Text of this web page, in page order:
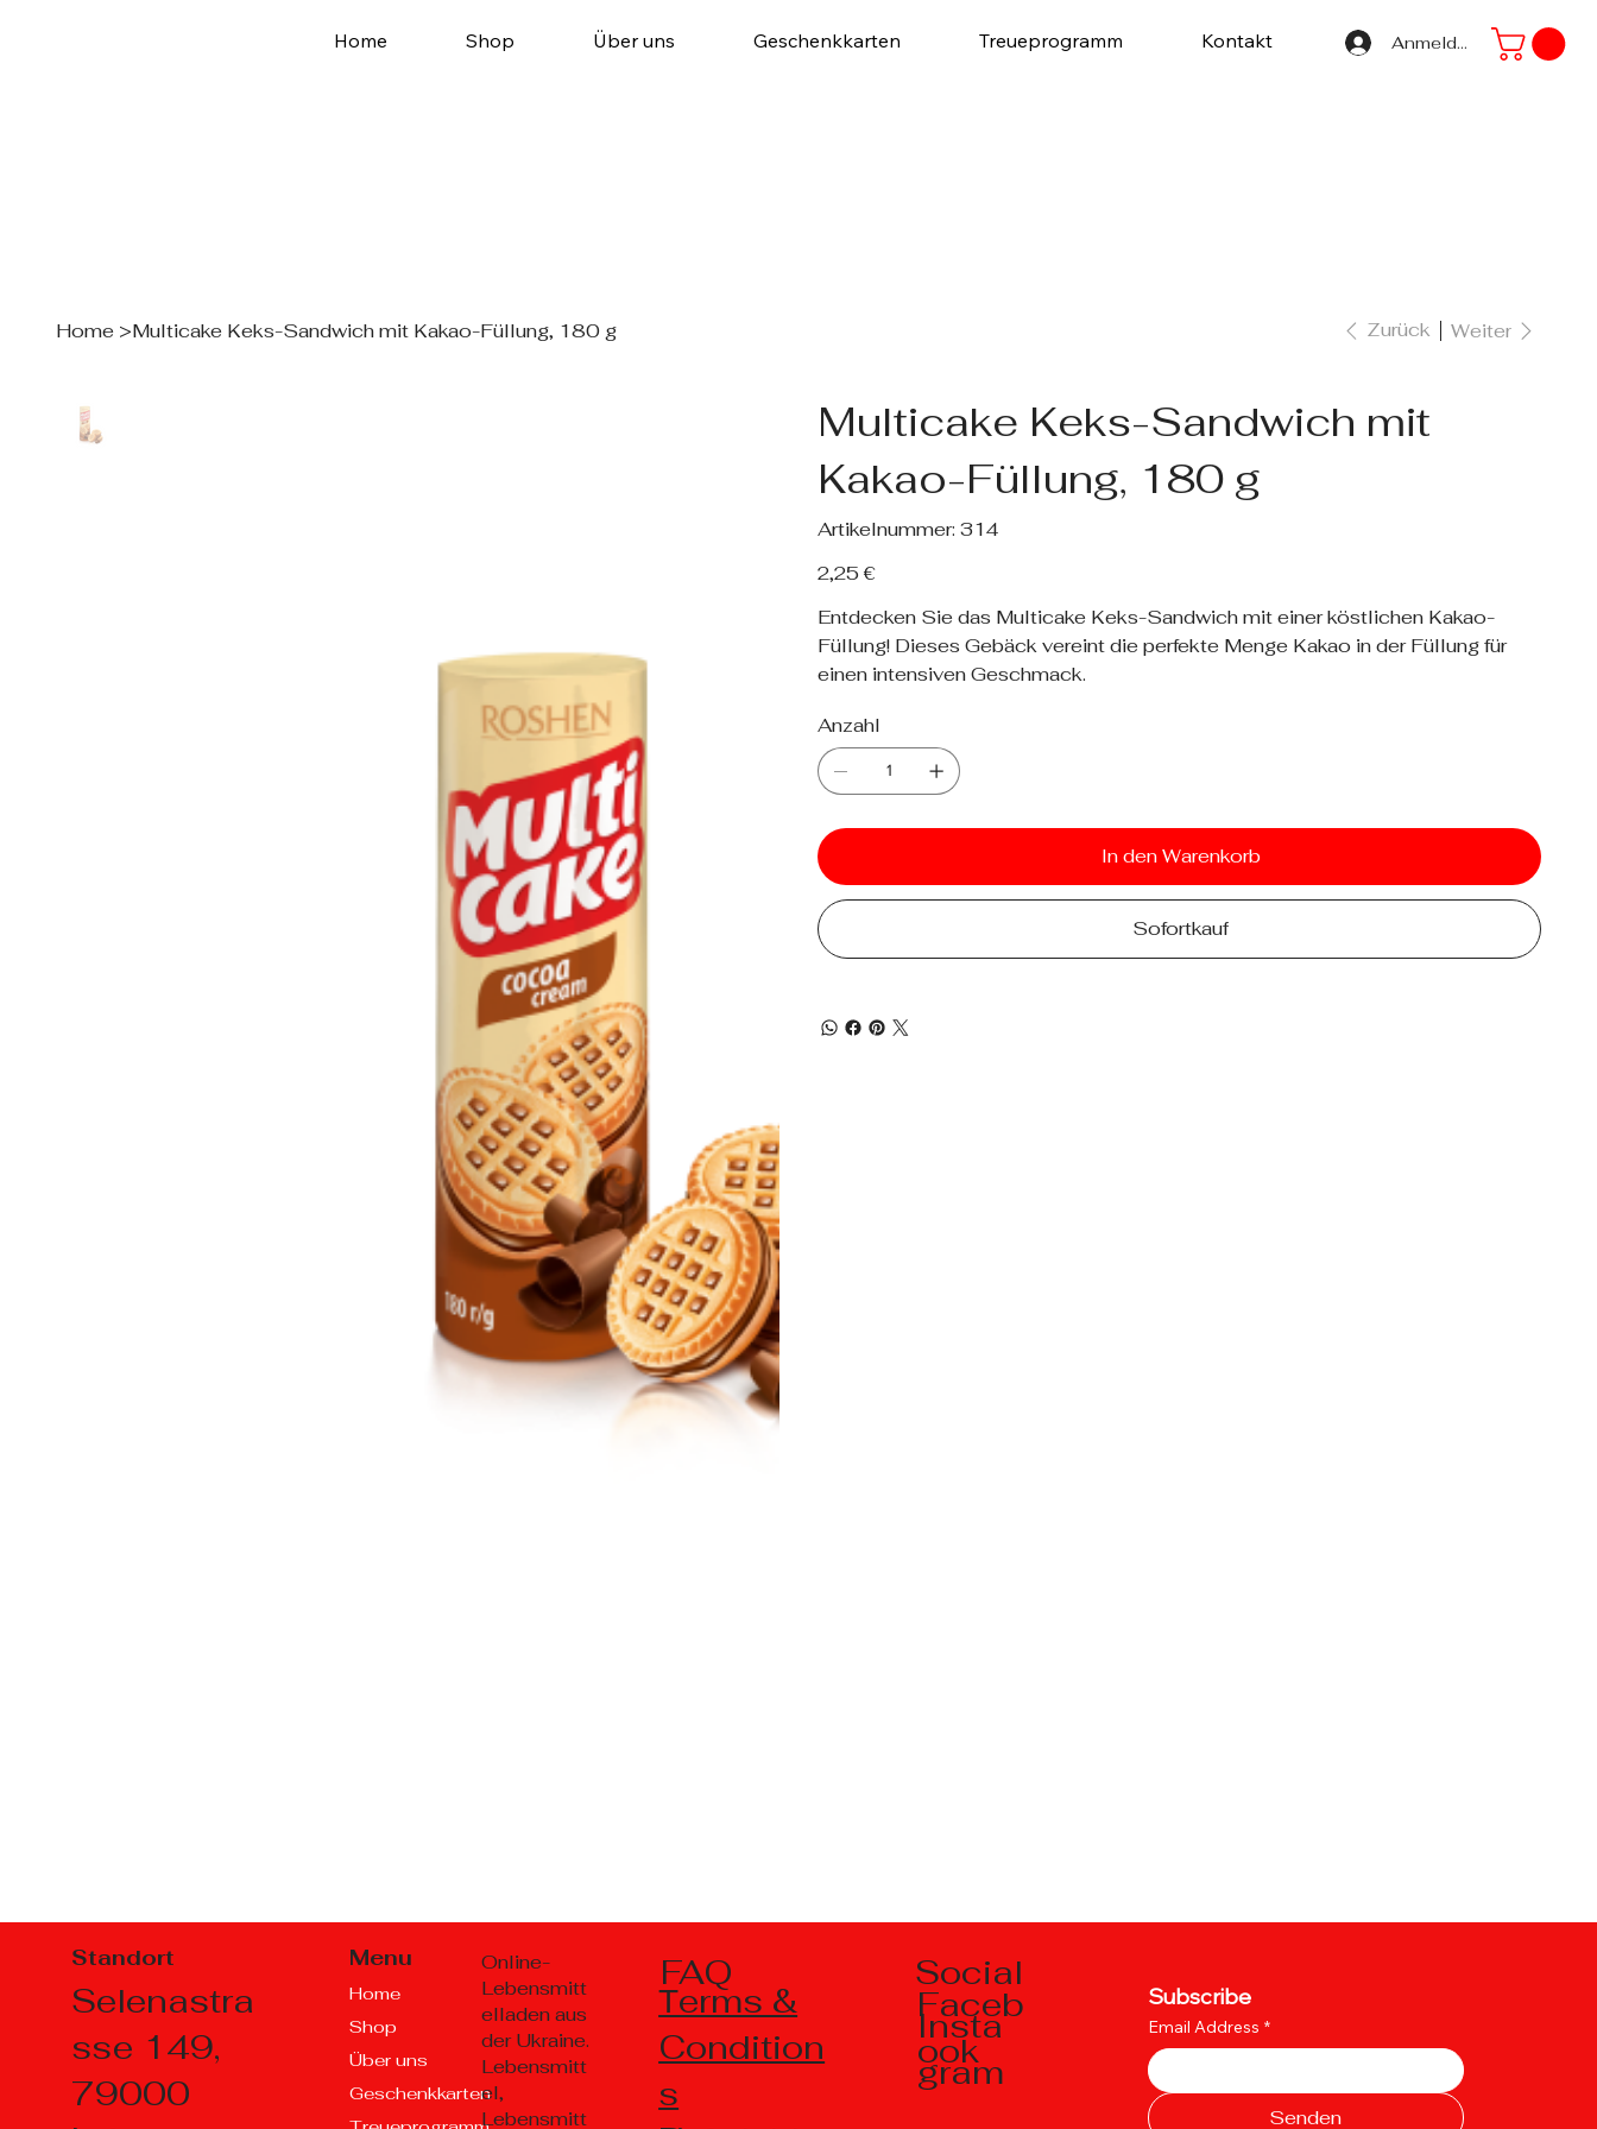
Anmelden
Home Shop Über uns Geschenkkarten Treueprogramm Kontakt
Home >Multicake Keks-Sandwich mit Kakao-Füllung, 180 g Zurück Weiter
Multicake Keks-Sandwich mit
Kakao-Füllung, 180 g
Artikelnummer: Artikelnummer:
314
314
Preis
2,25 €
Entdecken Sie das Multicake Keks-Sandwich mit einer köstlichen Kakao-
Füllung! Dieses Gebäck vereint die perfekte Menge Kakao in der Füllung für
einen intensiven Geschmack.
Anzahl
In den Warenkorb
Sofortkauf
Standort
Selenastra
sse 149,
79000
Menu
Home
Shop
Über uns
Geschenkkarten
Online-
Lebensmitt
elladen aus
der Ukraine.
Lebensmitt
el,
Lebensmitt
FAQ
Тerms &
Condition
s
Social
Faceb
ook
Insta
gram
Subscribe
Email Address *
Senden